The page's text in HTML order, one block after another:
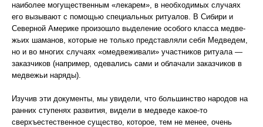
наиболее могущественным «лекарем», в необходимых случаях
его вызывают с помощью специальных ритуалов. В Сибири и
Северной Америке произошло выделение особого класса медве-
жьих шаманов, которые не только представляли себя Медведем,
но и во многих случаях «омедвеживали» участников ритуала —
заказчиков (например, одевались сами и облачали заказчиков в
медвежьи наряды).
Изучив эти документы, мы увидели, что большинство народов на
ранних ступенях развития, видели в медведе какое-то
сверхъестественное существо, которое, тем не менее, очень